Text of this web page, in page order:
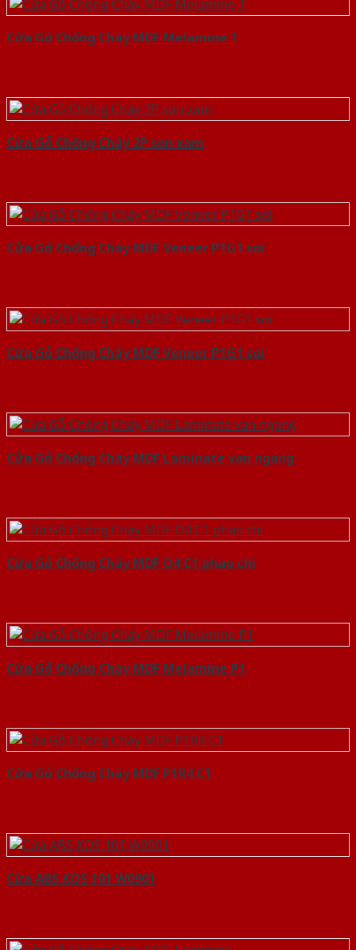
Cửa Gỗ Chống Cháy MDF Melamine 1
Cửa Gỗ Chống Cháy 2P son xam
Cửa Gỗ Chống Cháy MDF Veneer P1G1 soi
Cửa Gỗ Chống Cháy MDF Veneer P1G1 soi
Cửa Gỗ Chống Cháy MDF Laminate van ngang
Cửa Gỗ Chống Cháy MDF O4 C1 phao chi
Cửa Gỗ Chống Cháy MDF Melamine P1
Cửa Gỗ Chống Cháy MDF P1R4 C1
Cửa ABS KOS 101 W0901